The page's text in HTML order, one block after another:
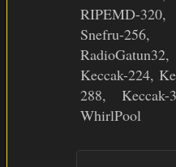
RIPEMD-
Snefru-
Keccak-224,
288, Keccak-
WhirlPool